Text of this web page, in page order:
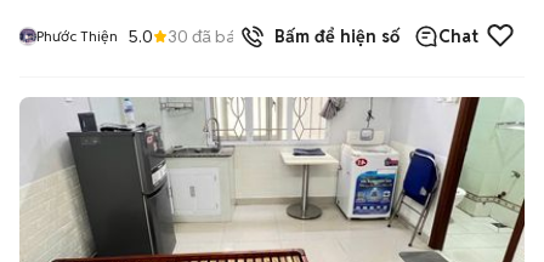
Phước Thiện 5.0 30 đã bán Bấm để hiện số Chat